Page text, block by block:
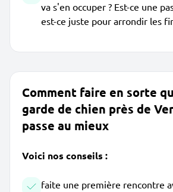
va s'en occuper ? Est-ce une
est-ce juste pour arrondir les
Comment faire en sorte
garde de chien près de
passe au mieux
Voici nos conseils :
faite une première rencontre